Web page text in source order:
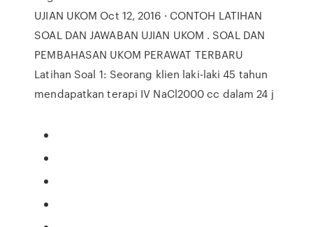
UJIAN UKOM Oct 12, 2016 · CONTOH LATIHAN
SOAL DAN JAWABAN UJIAN UKOM . SOAL DAN
PEMBAHASAN UKOM PERAWAT TERBARU
Latihan Soal 1: Seorang klien laki-laki 45 tahun
mendapatkan terapi IV NaCl2000 cc dalam 24 j